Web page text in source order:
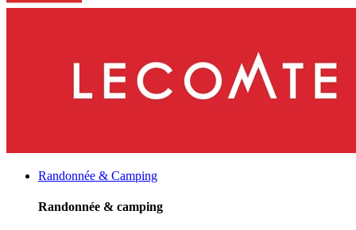
Randonnée & Camping
Randonnée & camping